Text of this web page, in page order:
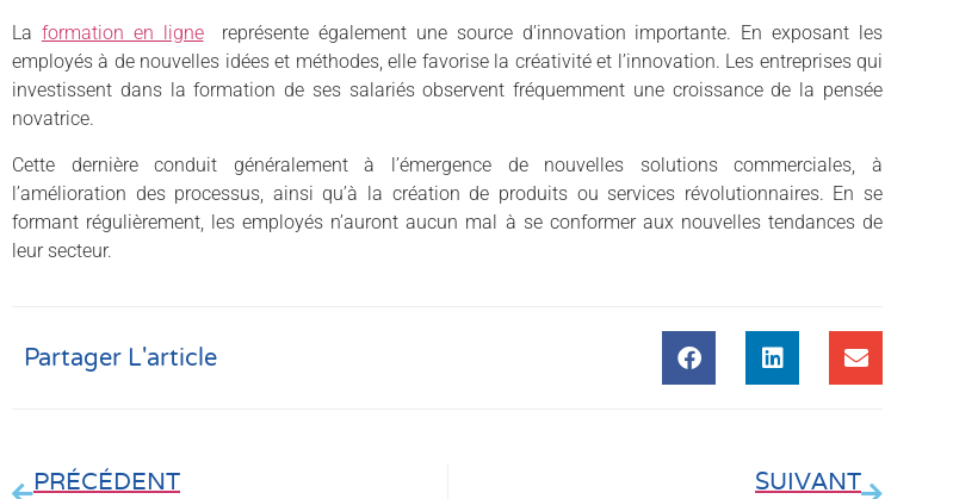
La formation en lignereprésente également une source d’innovation importante. En exposant les
employés à de nouvelles idées et méthodes, elle favorise la créativité et l’innovation. Les entreprises qui
investissent dans la formation de ses salariés observent fréquemment une croissance de la pensée
novatrice.
Cette dernière conduit généralement à l’émergence de nouvelles solutions commerciales, à
l’amélioration des processus, ainsi qu’à la création de produits ou services révolutionnaires. En se
formant régulièrement, les employés n’auront aucun mal à se conformer aux nouvelles tendances de
leur secteur.
Partager L'article
PRÉCÉDENT SUIVANT